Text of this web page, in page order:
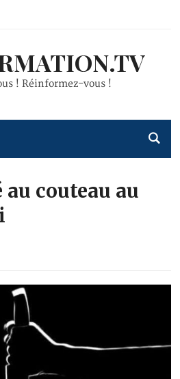
! Réinformez-vous !
couteau au